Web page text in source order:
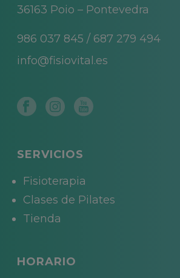
36163 Poio – Pontevedra
986 037 845 / 687 279 494
info@fisiovital.es
SERVICIOS
Fisioterapia
Clases de Pilates
Tienda
HORARIO